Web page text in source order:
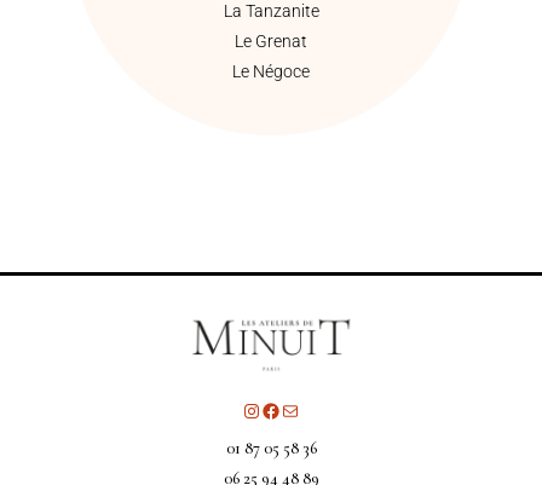
La Tanzanite
Le Grenat
Le Négoce
01 87 05 58 36
06 25 94 48 89